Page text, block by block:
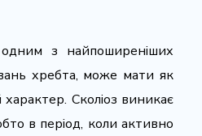
з найпоширеніших
хребта, може мати як
Сколіоз виникає
в період, коли активно